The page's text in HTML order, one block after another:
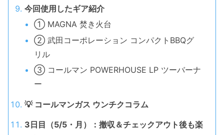
今回使用したギア紹介
① MAGNA 焚き火台
② 武田コーポレーション コンパクトBBQグ
リル
③ コールマン POWERHOUSE LP ツーバーナ
ー
💡 コールマンガス ウンチクコラム
3日目（5/5・月）：撤収＆チェックアウト後も楽